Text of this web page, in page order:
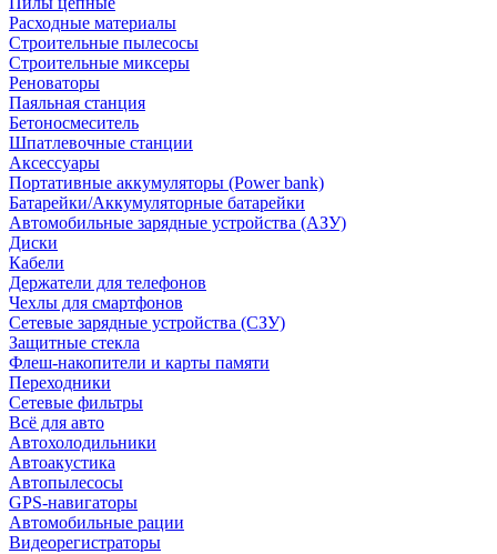
Расходные материалы
Строительные пылесосы
Строительные миксеры
Реноваторы
Паяльная станция
Бетоносмеситель
Шпатлевочные станции
Аксессуары
Портативные аккумуляторы (Power bank)
Батарейки/Аккумуляторные батарейки
Автомобильные зарядные устройства (АЗУ)
Диски
Кабели
Держатели для телефонов
Чехлы для смартфонов
Сетевые зарядные устройства (СЗУ)
Защитные стекла
Флеш-накопители и карты памяти
Переходники
Сетевые фильтры
Всё для авто
Автохолодильники
Автоакустика
Автопылесосы
GPS-навигаторы
Автомобильные рации
Видеорегистраторы